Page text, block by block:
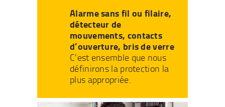
Alarme sans fil ou filaire,
détecteur de
mouvements, contacts
d’ouverture, bris de verre
C’est ensemble que nous
définirons la protection la
plus appropriée.